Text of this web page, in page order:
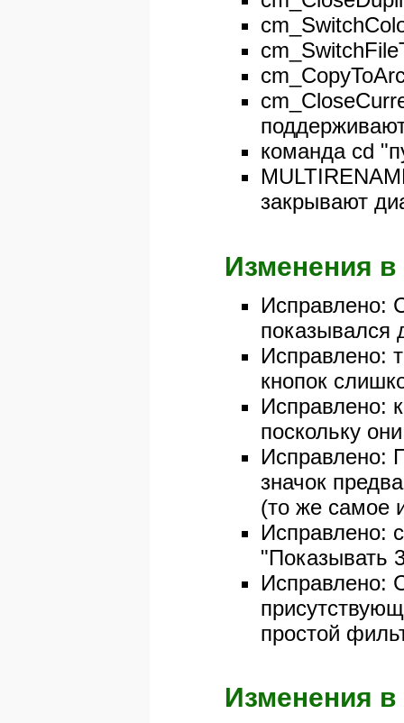
команда cd
закрывают
Изменения в
Исправлено:
показывался
Исправлено:
кнопок
Исправлено:
поскольку
Исправлено:
значок
(то же самое
Исправлено:
"Показывать
Исправлено:
простой
Изменения в